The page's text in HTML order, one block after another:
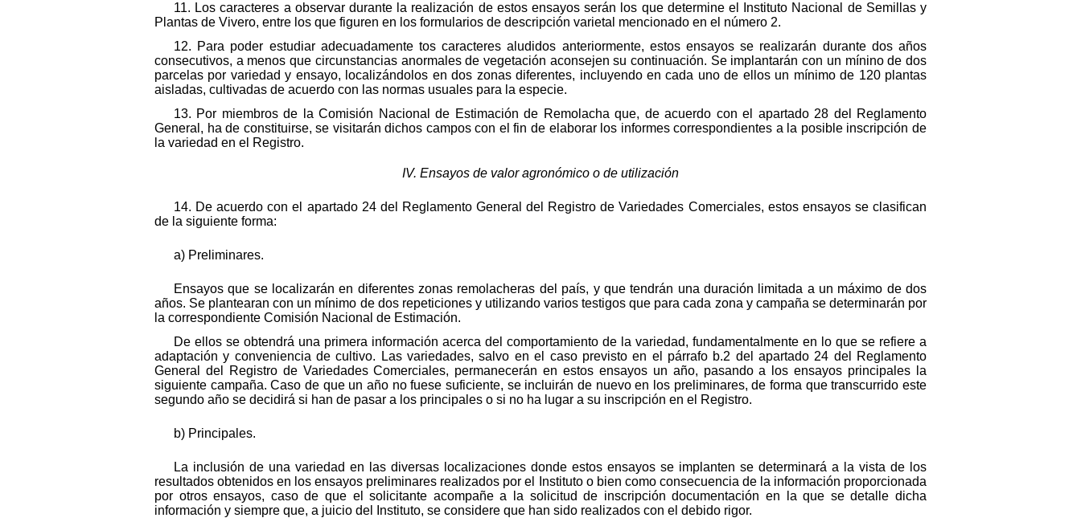
11. Los caracteres a observar durante la realización de estos ensayos serán los que determine el Instituto Nacional de Semillas y
Plantas de Vivero, entre los que figuren en los formularios de descripción varietal mencionado en el número 2.
12. Para poder estudiar adecuadamente tos caracteres aludidos anteriormente, estos ensayos se realizarán durante dos años
consecutivos, a menos que circunstancias anormales de vegetación aconsejen su continuación. Se implantarán con un mínino de dos
parcelas por variedad y ensayo, localizándolos en dos zonas diferentes, incluyendo en cada uno de ellos un mínimo de 120 plantas
aisladas, cultivadas de acuerdo con las normas usuales para la especie.
13. Por miembros de la Comisión Nacional de Estimación de Remolacha que, de acuerdo con el apartado 28 del Reglamento
General, ha de constituirse, se visitarán dichos campos con el fin de elaborar los informes correspondientes a la posible inscripción de
la variedad en el Registro.
IV. Ensayos de valor agronómico o de utilización
14. De acuerdo con el apartado 24 del Reglamento General del Registro de Variedades Comerciales, estos ensayos se clasifican
de la siguiente forma:
a) Preliminares.
Ensayos que se localizarán en diferentes zonas remolacheras del país, y que tendrán una duración limitada a un máximo de dos
años. Se plantearan con un mínimo de dos repeticiones y utilizando varios testigos que para cada zona y campaña se determinarán por
la correspondiente Comisión Nacional de Estimación.
De ellos se obtendrá una primera información acerca del comportamiento de la variedad, fundamentalmente en lo que se refiere a
adaptación y conveniencia de cultivo. Las variedades, salvo en el caso previsto en el párrafo b.2 del apartado 24 del Reglamento
General del Registro de Variedades Comerciales, permanecerán en estos ensayos un año, pasando a los ensayos principales la
siguiente campaña. Caso de que un año no fuese suficiente, se incluirán de nuevo en los preliminares, de forma que transcurrido este
segundo año se decidirá si han de pasar a los principales o si no ha lugar a su inscripción en el Registro.
b) Principales.
La inclusión de una variedad en las diversas localizaciones donde estos ensayos se implanten se determinará a la vista de los
resultados obtenidos en los ensayos preliminares realizados por el Instituto o bien como consecuencia de la información proporcionada
por otros ensayos, caso de que el solicitante acompañe a la solicitud de inscripción documentación en la que se detalle dicha
información y siempre que, a juicio del Instituto, se considere que han sido realizados con el debido rigor.